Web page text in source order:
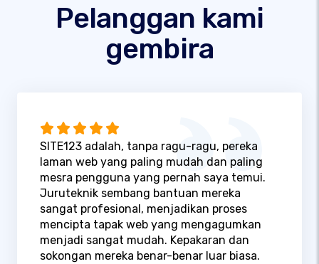
Pelanggan kami
gembira
SITE123 adalah, tanpa ragu-ragu, pereka
laman web yang paling mudah dan paling
mesra pengguna yang pernah saya temui.
Juruteknik sembang bantuan mereka
sangat profesional, menjadikan proses
mencipta tapak web yang mengagumkan
menjadi sangat mudah. Kepakaran dan
sokongan mereka benar-benar luar biasa.